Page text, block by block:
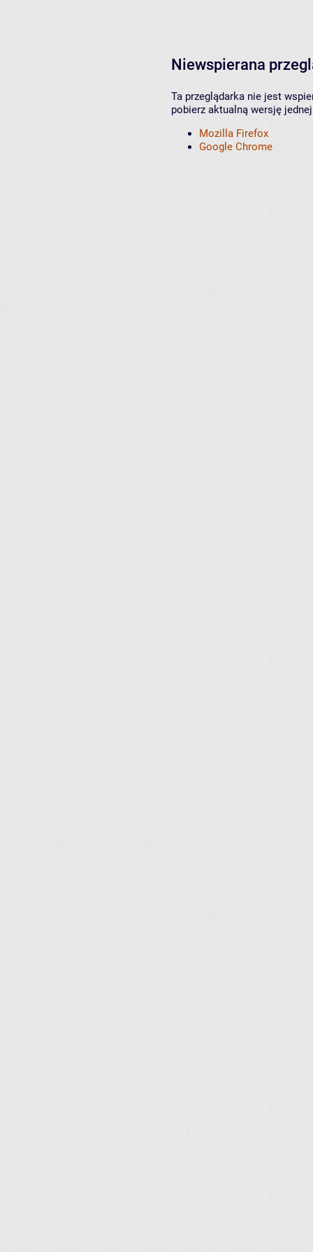
Niewspierana
Ta przeglądarka nie jest
pobierz aktualną wersję
Mozilla Firefox
Google Chrome